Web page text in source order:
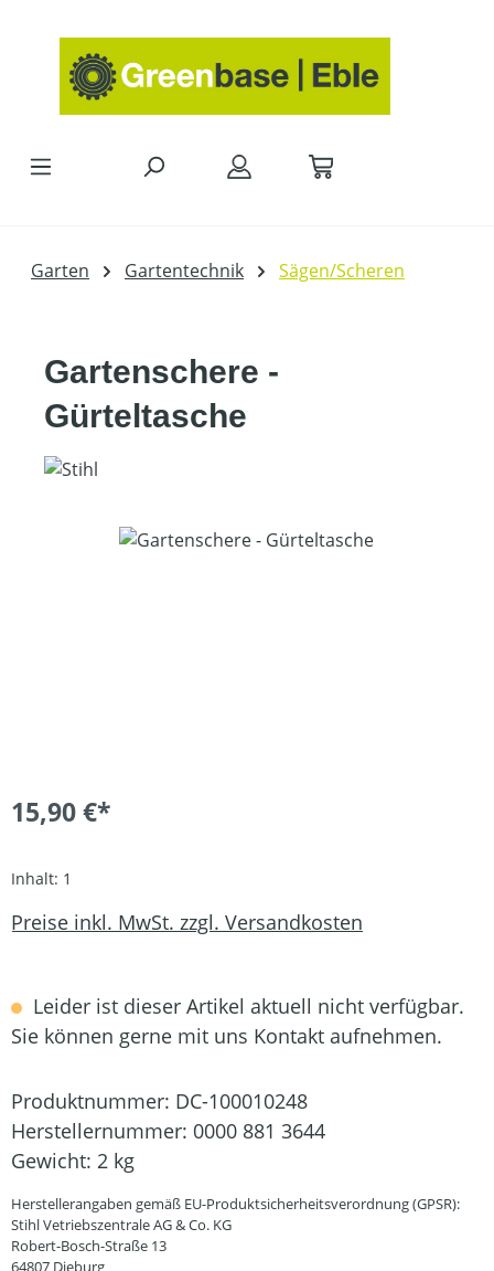
Garten Gartentechnik Sägen/Scheren
Gartenschere -
Gürteltasche
Bildergalerie überspringen
15,90 €*
Inhalt: 1
Preise inkl. MwSt. zzgl. Versandkosten
Leider ist dieser Artikel aktuell nicht verfügbar.
Sie können gerne mit uns Kontakt aufnehmen.
Produktnummer: DC-100010248
Herstellernummer: 0000 881 3644
Gewicht: 2 kg
Herstellerangaben gemäß EU-Produktsicherheitsverordnung (GPSR):
Stihl Vetriebszentrale AG & Co. KG
Robert-Bosch-Straße 13
64807 Dieburg